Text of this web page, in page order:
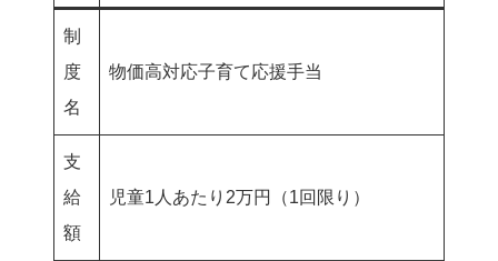
制
度
名
物価高対応子育て応援手当
支
給
額
児童1人あたり2万円（1回限り）